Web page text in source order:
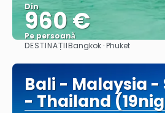
Din
960 €
Pe persoană
Vedea
DESTINAȚIIBangkok · Phuket
Bali - Malaysia -
- Thailand